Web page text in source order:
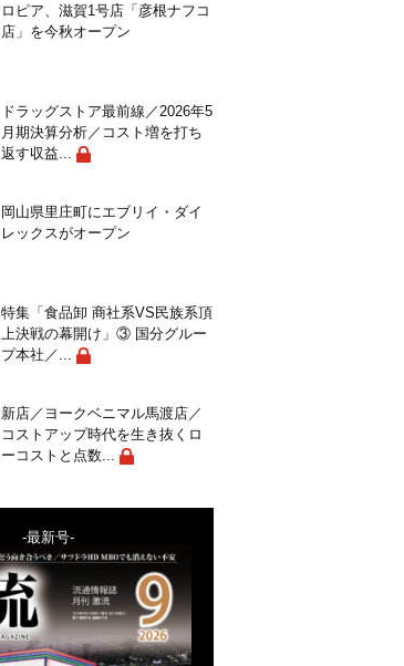
ロピア、滋賀1号店「彦根ナフコ
店」を今秋オープン
ドラッグストア最前線／2026年5
月期決算分析／コスト増を打ち
返す収益...
岡山県里庄町にエブリイ・ダイ
レックスがオープン
特集「食品卸 商社系VS民族系頂
上決戦の幕開け」③ 国分グルー
プ本社／...
新店／ヨークベニマル馬渡店／
コストアップ時代を生き抜くロ
ーコストと点数...
-最新号-